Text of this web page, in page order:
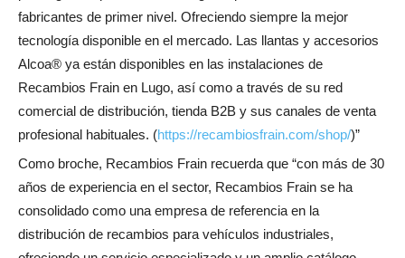
fabricantes de primer nivel. Ofreciendo siempre la mejor
tecnología disponible en el mercado. Las llantas y accesorios
Alcoa® ya están disponibles en las instalaciones de
Recambios Frain en Lugo, así como a través de su red
comercial de distribución, tienda B2B y sus canales de venta
profesional habituales. (https://recambiosfrain.com/shop/)”
Como broche, Recambios Frain recuerda que “con más de 30
años de experiencia en el sector, Recambios Frain se ha
consolidado como una empresa de referencia en la
distribución de recambios para vehículos industriales,